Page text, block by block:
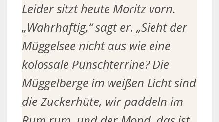
Leider sitzt heute Moritz vorn.
„Wahrhaftig,“ sagt er. „Sieht der
Müggelsee nicht aus wie eine
kolossale Punschterrine? Die
Müggelberge im weißen Licht sind
die Zuckerhüte, wir paddeln im